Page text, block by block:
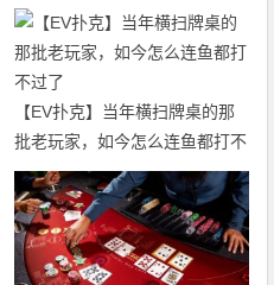
【EV扑克】当年横扫牌桌的那
批老玩家，如今怎么连鱼都打不
过了